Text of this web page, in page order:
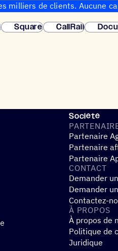
milliers de clients. Aucune
instantanée.
Square CallRail
Société
Partenaire
Partenaire
Partenaire
CONTACT
Demander
Demander
Contactez-
À PROPOS
À propos de
Politique de
Juridique